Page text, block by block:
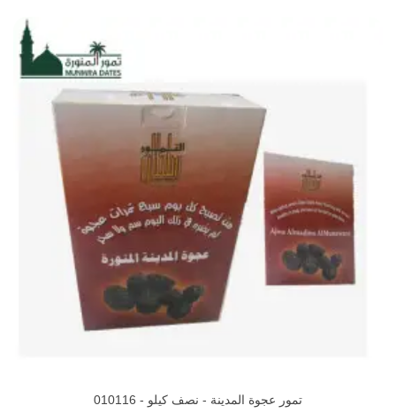
التعبئة في علب خاصة بهم.
تمور عجوة المدينة - نصف كيلو - 010116